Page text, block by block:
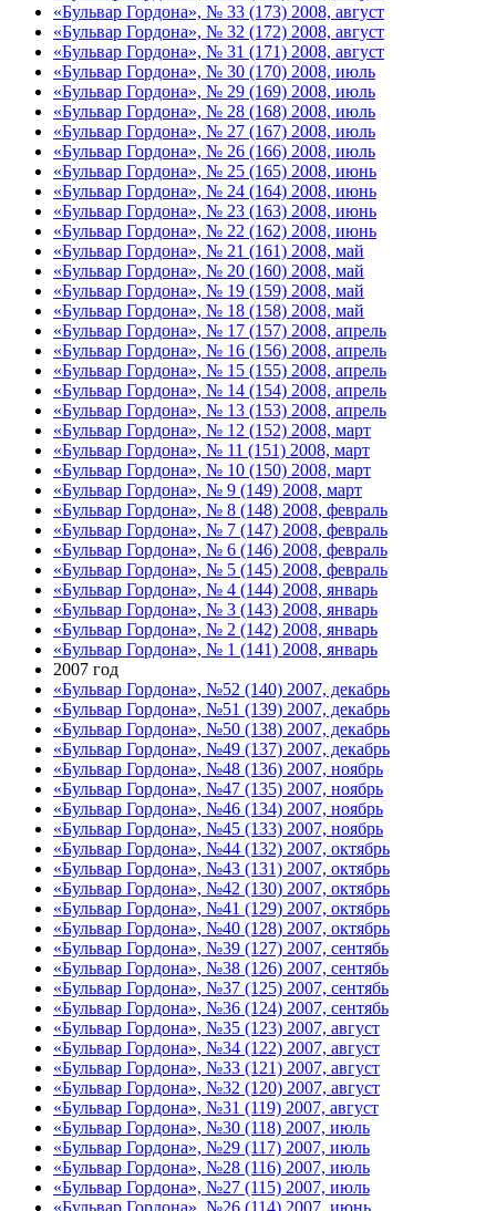
«Бульвар Гордона», № 33 (173) 2008, август
«Бульвар Гордона», № 32 (172) 2008, август
«Бульвар Гордона», № 31 (171) 2008, август
«Бульвар Гордона», № 30 (170) 2008, июль
«Бульвар Гордона», № 29 (169) 2008, июль
«Бульвар Гордона», № 28 (168) 2008, июль
«Бульвар Гордона», № 27 (167) 2008, июль
«Бульвар Гордона», № 26 (166) 2008, июль
«Бульвар Гордона», № 25 (165) 2008, июнь
«Бульвар Гордона», № 24 (164) 2008, июнь
«Бульвар Гордона», № 23 (163) 2008, июнь
«Бульвар Гордона», № 22 (162) 2008, июнь
«Бульвар Гордона», № 21 (161) 2008, май
«Бульвар Гордона», № 20 (160) 2008, май
«Бульвар Гордона», № 19 (159) 2008, май
«Бульвар Гордона», № 18 (158) 2008, май
«Бульвар Гордона», № 17 (157) 2008, апрель
«Бульвар Гордона», № 16 (156) 2008, апрель
«Бульвар Гордона», № 15 (155) 2008, апрель
«Бульвар Гордона», № 14 (154) 2008, апрель
«Бульвар Гордона», № 13 (153) 2008, апрель
«Бульвар Гордона», № 12 (152) 2008, март
«Бульвар Гордона», № 11 (151) 2008, март
«Бульвар Гордона», № 10 (150) 2008, март
«Бульвар Гордона», № 9 (149) 2008, март
«Бульвар Гордона», № 8 (148) 2008, февраль
«Бульвар Гордона», № 7 (147) 2008, февраль
«Бульвар Гордона», № 6 (146) 2008, февраль
«Бульвар Гордона», № 5 (145) 2008, февраль
«Бульвар Гордона», № 4 (144) 2008, январь
«Бульвар Гордона», № 3 (143) 2008, январь
«Бульвар Гордона», № 2 (142) 2008, январь
«Бульвар Гордона», № 1 (141) 2008, январь
2007 год
«Бульвар Гордона», №52 (140) 2007, декабрь
«Бульвар Гордона», №51 (139) 2007, декабрь
«Бульвар Гордона», №50 (138) 2007, декабрь
«Бульвар Гордона», №49 (137) 2007, декабрь
«Бульвар Гордона», №48 (136) 2007, ноябрь
«Бульвар Гордона», №47 (135) 2007, ноябрь
«Бульвар Гордона», №46 (134) 2007, ноябрь
«Бульвар Гордона», №45 (133) 2007, ноябрь
«Бульвар Гордона», №44 (132) 2007, октябрь
«Бульвар Гордона», №43 (131) 2007, октябрь
«Бульвар Гордона», №42 (130) 2007, октябрь
«Бульвар Гордона», №41 (129) 2007, октябрь
«Бульвар Гордона», №40 (128) 2007, октябрь
«Бульвар Гордона», №39 (127) 2007, сентябь
«Бульвар Гордона», №38 (126) 2007, сентябь
«Бульвар Гордона», №37 (125) 2007, сентябь
«Бульвар Гордона», №36 (124) 2007, сентябь
«Бульвар Гордона», №35 (123) 2007, август
«Бульвар Гордона», №34 (122) 2007, август
«Бульвар Гордона», №33 (121) 2007, август
«Бульвар Гордона», №32 (120) 2007, август
«Бульвар Гордона», №31 (119) 2007, август
«Бульвар Гордона», №30 (118) 2007, июль
«Бульвар Гордона», №29 (117) 2007, июль
«Бульвар Гордона», №28 (116) 2007, июль
«Бульвар Гордона», №27 (115) 2007, июль
«Бульвар Гордона», №26 (114) 2007, июнь